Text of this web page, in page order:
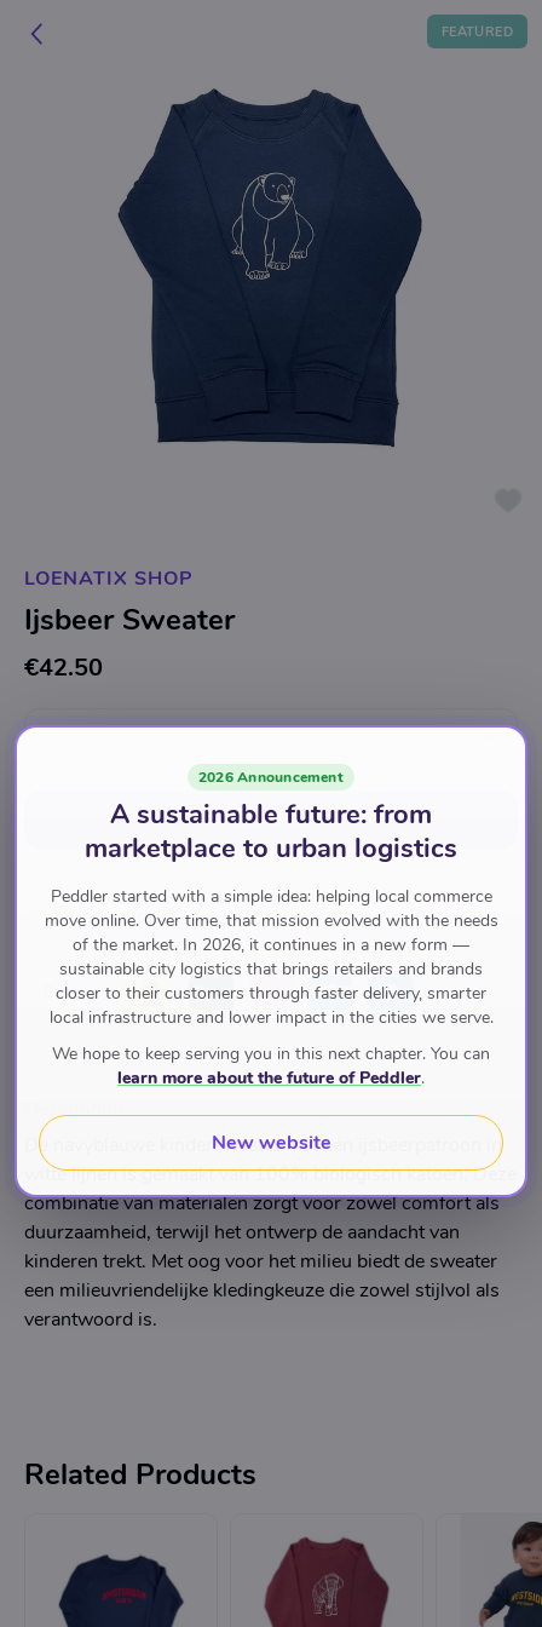
FEATURED
LOENATIX SHOP
Ijsbeer Sweater
€42.50
Add to cart
Kinderen Sweaters & Hoodies
Pay with
Description
De navyblauwe kindersweater met een ijsbeerpatroon in
witte lijnen is gemaakt van 100% biologisch katoen. Deze
combinatie van materialen zorgt voor zowel comfort als
duurzaamheid, terwijl het ontwerp de aandacht van
kinderen trekt. Met oog voor het milieu biedt de sweater
een milieuvriendelijke kledingkeuze die zowel stijlvol als
verantwoord is.
Related Products
2026 Announcement
A sustainable future: from
marketplace to urban logistics
Peddler started with a simple idea: helping local commerce
move online. Over time, that mission evolved with the needs
of the market. In 2026, it continues in a new form —
sustainable city logistics that brings retailers and brands
closer to their customers through faster delivery, smarter
local infrastructure and lower impact in the cities we serve.
We hope to keep serving you in this next chapter. You can
learn more about the future of Peddler.
New website